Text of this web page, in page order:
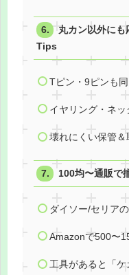
丸カン以外にも
Tips
Tピン・9ピンも
イヤリング・ネ
壊れにくい保管＆
100均〜通販で
ダイソー/セリア
Amazonで500〜
工具があると「